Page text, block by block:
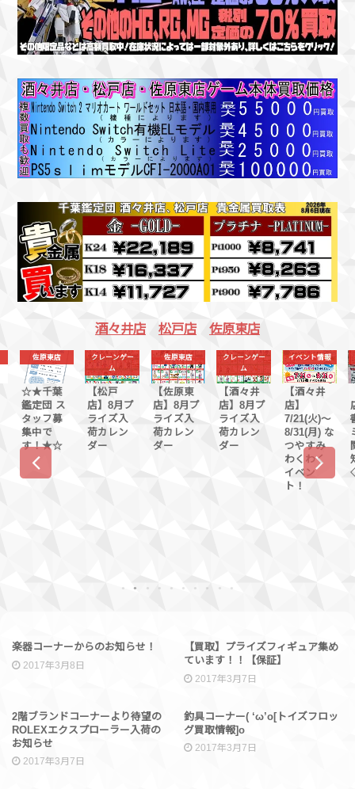
酒々井店 松戸店 佐原東店
クレーンゲー
ム
【松戸
店】8月プ
ライズ入
荷カレン
ダー
佐原東店
【佐原東
店】8月プ
ライズ入
荷カレン
ダー
クレーンゲー
ム
【酒々井
店】8月プ
ライズ入
荷カレン
ダー
イベント情報
【酒々井
店】
7/21(火)〜
8/31(月) な
つやすみ
買取情報
【酒々井
店】◆◇
書籍とコ
ミックに
関するお
知らせ
◇◆
1 2 3 4 5 6 7 8 9 10
イベント情報
楽器コーナーからのお知らせ！
2017年3月8日
買取情報
【買取】プライズフィギュア集め
ています！！【保証】
2017年3月7日
ブランド
2階ブランドコーナーより待望の
ROLEXエクスプローラー入荷の
お知らせ
2017年3月7日
買取情報
釣具コーナー( ‘ω’o[トイズフロッ
グ買取情報]o
2017年3月7日